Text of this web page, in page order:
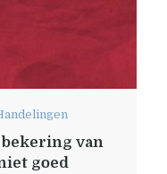
bekering van
goed